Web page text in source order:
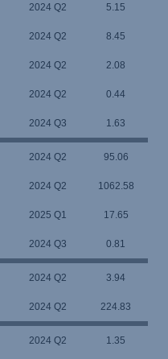
2024 Q2 5.15
2024 Q2 8.45
2024 Q2 2.08
2024 Q2 0.44
2024 Q3 1.63
2024 Q2 95.06
2024 Q2 1062.58
2025 Q1 17.65
2024 Q3 0.81
2024 Q2 3.94
2024 Q2 224.83
2024 Q2 1.35